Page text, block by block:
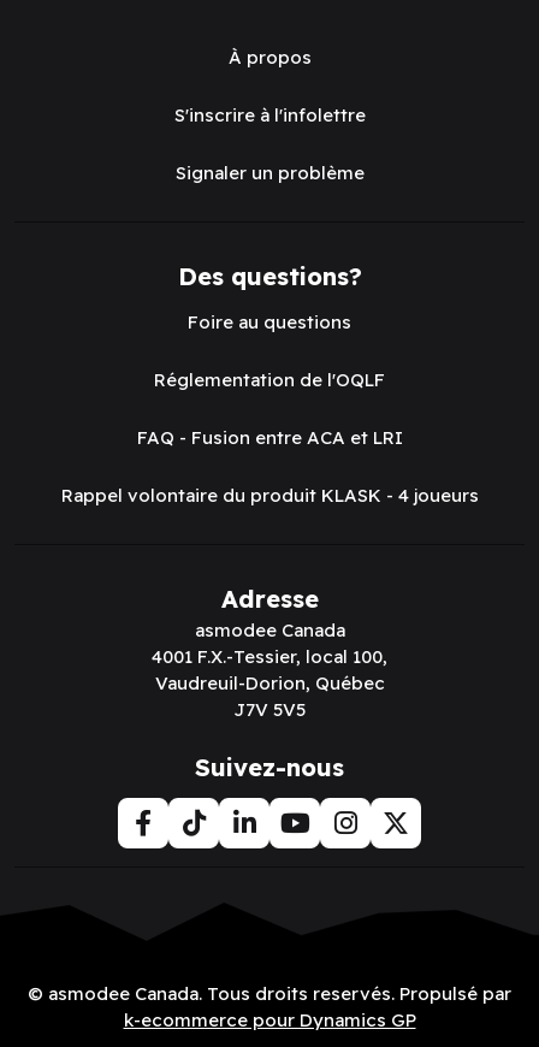
À propos
S'inscrire à l'infolettre
Signaler un problème
Des questions?
Foire au questions
Réglementation de l'OQLF
FAQ - Fusion entre ACA et LRI
Rappel volontaire du produit KLASK - 4 joueurs
Adresse
asmodee Canada
4001 F.X.-Tessier, local 100,
Vaudreuil-Dorion, Québec
J7V 5V5
Suivez-nous
© asmodee Canada. Tous droits reservés. Propulsé par
k-ecommerce pour Dynamics GP